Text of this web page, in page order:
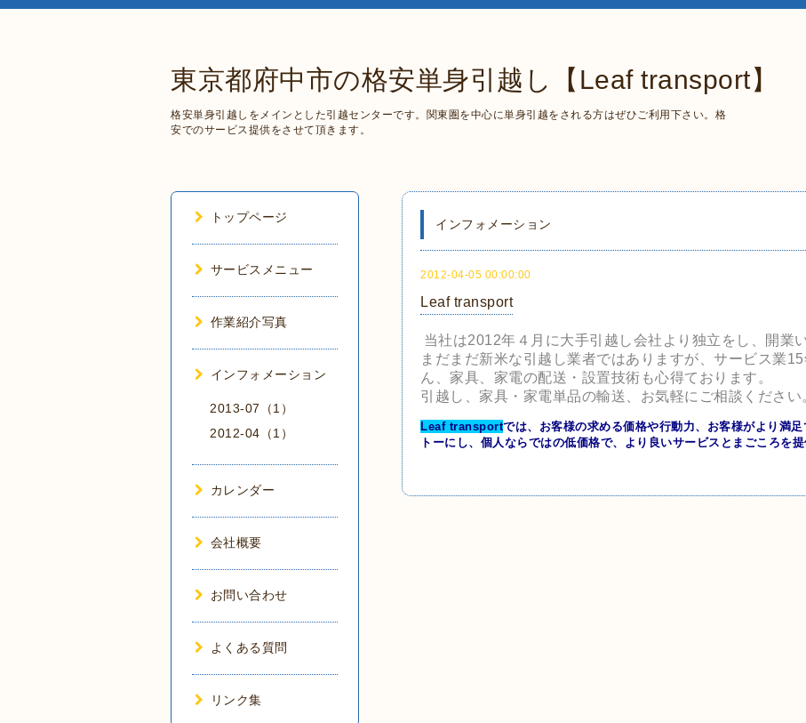
東京都府中市の格安単身引越し【Leaf transport】
格安単身引越しをメインとした引越センターです。関東圏を中心に単身引越をされる方はぜひご利用下さい。格
安でのサービス提供をさせて頂きます。
インフォメーション
2012-04-05 00:00:00
Leaf transport
当社は2012年４月に大手引越し会社より独立をし、開業
まだまだ新米な引越し業者ではありますが サービス業15
ん、家具、家電の配送・設置技術も心得ております。
引越し、家具・家電単品の輸送、お気軽にご相談ください
Leaf transportでは、お客様の求める価格や行動力、お客様がより満
トーにし、 個人ならではの低価格で、より良いサービスとまごころを
トップページ
サービスメニュー
作業紹介写真
インフォメーション
2013-07（1）
2012-04（1）
カレンダー
会社概要
お問い合わせ
よくある質問
リンク集